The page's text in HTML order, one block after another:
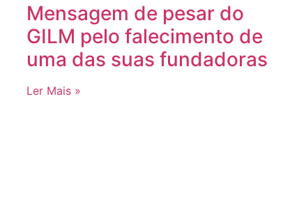
Mensagem de pesar do
GILM pelo falecimento de
uma das suas fundadoras
Ler Mais »